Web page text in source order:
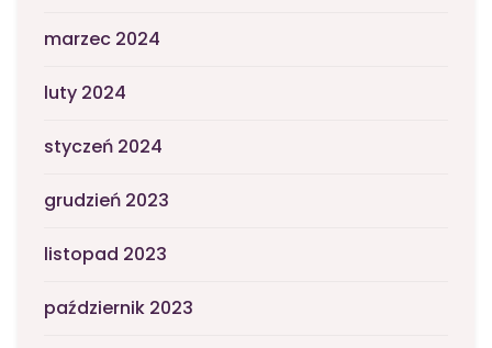
marzec 2024
luty 2024
styczeń 2024
grudzień 2023
listopad 2023
październik 2023